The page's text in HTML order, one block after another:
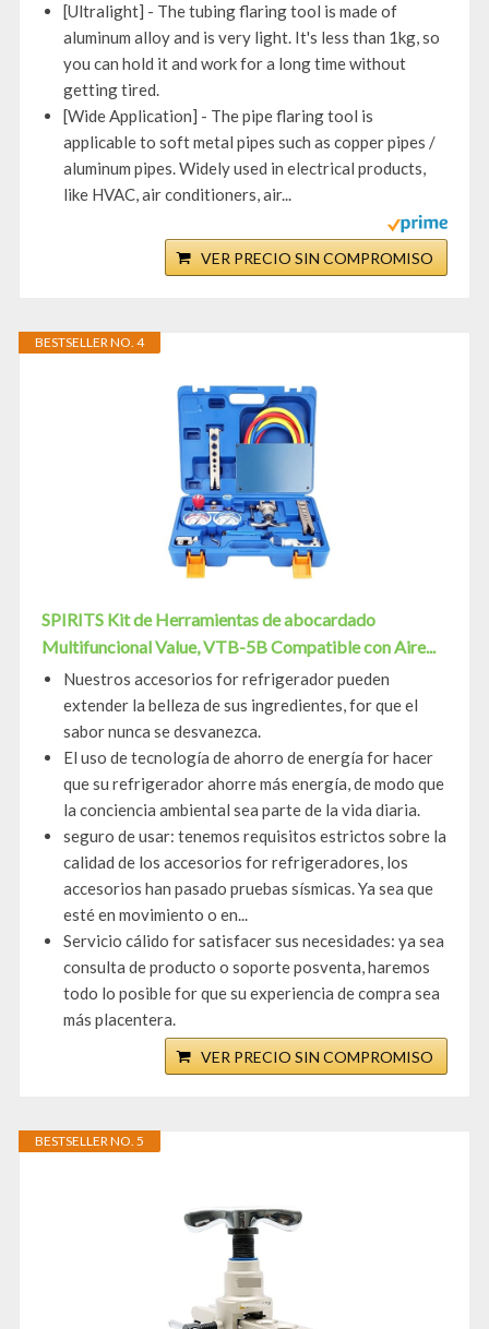
[Ultralight] - The tubing flaring tool is made of
aluminum alloy and is very light. It's less than 1kg, so
you can hold it and work for a long time without
getting tired.
[Wide Application] - The pipe flaring tool is
applicable to soft metal pipes such as copper pipes /
aluminum pipes. Widely used in electrical products,
like HVAC, air conditioners, air...
VER PRECIO SIN COMPROMISO
BESTSELLER NO. 4
SPIRITS Kit de Herramientas de abocardado
Multifuncional Value, VTB-5B Compatible con Aire...
Nuestros accesorios for refrigerador pueden
extender la belleza de sus ingredientes, for que el
sabor nunca se desvanezca.
El uso de tecnología de ahorro de energía for hacer
que su refrigerador ahorre más energía, de modo que
la conciencia ambiental sea parte de la vida diaria.
seguro de usar: tenemos requisitos estrictos sobre la
calidad de los accesorios for refrigeradores, los
accesorios han pasado pruebas sísmicas. Ya sea que
esté en movimiento o en...
Servicio cálido for satisfacer sus necesidades: ya sea
consulta de producto o soporte posventa, haremos
todo lo posible for que su experiencia de compra sea
más placentera.
VER PRECIO SIN COMPROMISO
BESTSELLER NO. 5